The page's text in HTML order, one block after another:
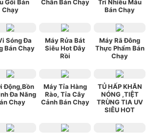
Gối Bán
Chạy
Chân Bán Chạy
Trí Nhiều Mẫu
Bán Chạy
Sóng Đa
Bán Chạy
Máy Rửa Bát
Siêu Hot Đây
Rồi
Máy Rã Đông
Thực Phẩm Bán
Chạy
Động,Bồn
Đa Năng
Chạy
Máy Tỉa Hàng
Rào, Tỉa Cây
Cảnh Bán Chạy
TỦ HẤP KHĂN
NÓNG ,TIỆT
TRÙNG TIA UV
SIÊU HOT